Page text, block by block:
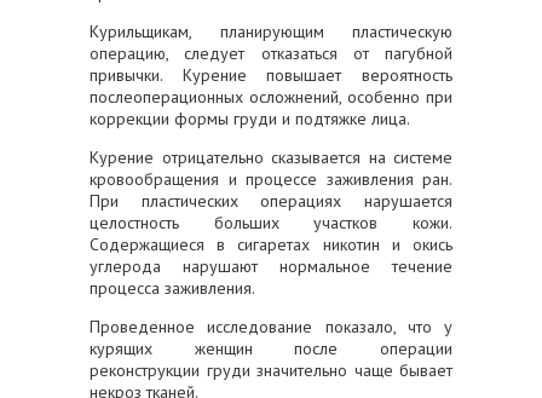
Курильщикам, планирующим пластическую
операцию, следует отказаться от пагубной
привычки. Курение повышает вероятность
послеоперационных осложнений, особенно при
коррекции формы груди и подтяжке лица.
Курение отрицательно сказывается на системе
кровообращения и процессе заживления ран.
При пластических операциях нарушается
целостность больших участков кожи.
Содержащиеся в сигаретах никотин и окись
углерода нарушают нормальное течение
процесса заживления.
Проведенное исследование показало, что у
курящих женщин после операции
реконструкции груди значительно чаще бывает
некроз тканей.